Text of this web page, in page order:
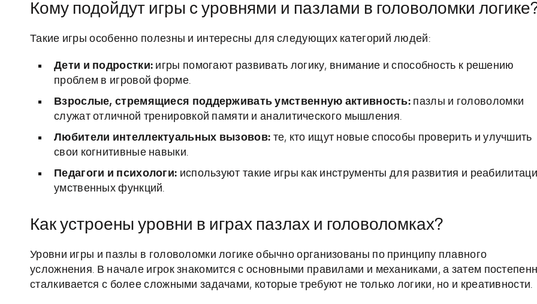
Кому подойдут игры с уровнями и пазлами в головоломки
Такие игры особенно полезны и интересны для следующих категорий людей:
Дети и подростки: игры помогают развивать логику, внимание и способность к решению
проблем в игровой форме.
Взрослые, стремящиеся поддерживать умственную активность: пазлы и головоломки
служат отличной тренировкой памяти и аналитического мышления.
Любители интеллектуальных вызовов: те, кто ищут новые способы проверить и улучшить
свои когнитивные навыки.
Педагоги и психологи: используют такие игры как инструменты для развития и
умственных функций.
Как устроены уровни в играх пазлах и головоломках?
Уровни игры и пазлы в головоломки логике обычно организованы по принципу плавного
усложнения. В начале игрок знакомится с основными правилами и механиками, а затем
сталкивается с более сложными задачами, которые требуют не только логики, но и креативности.